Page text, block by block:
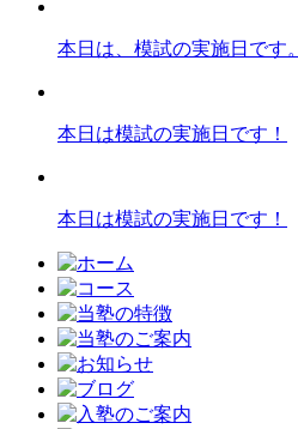
本日は、模試の実施日です。
本日は模試の実施日です！
本日は模試の実施日です！